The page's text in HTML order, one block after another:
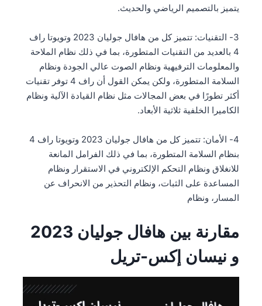
يتميز بالتصميم الرياضي والحديث.
3- التقنيات: تتميز كل من هافال جوليان 2023 وتويوتا راف
4 بالعديد من التقنيات المتطورة، بما في ذلك نظام الملاحة
والمعلومات الترفيهية ونظام الصوت عالي الجودة ونظام
السلامة المتطورة، ولكن يمكن القول أن راف 4 توفر تقنيات
أكثر تطورًا في بعض المجالات مثل نظام القيادة الآلية ونظام
الكاميرا الخلفية ثلاثية الأبعاد.
4- الأمان: تتميز كل من هافال جوليان 2023 وتويوتا راف 4
بنظام السلامة المتطورة، بما في ذلك الفرامل المانعة
للانغلاق ونظام التحكم الإلكتروني في الاستقرار ونظام
المساعدة على الثبات، ونظام التحذير من الانحراف عن
المسار، ونظام
مقارنة بين هافال جوليان 2023
و نيسان إكس-تريل